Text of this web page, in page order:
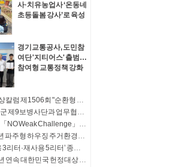
사·치유농업사 ‘온동네
초등돌봄 강사’로 육성
경기교통공사, 도민참
여단 '지티어스' 출범…
참여형 교통정책 강화
이은구의 역발상칼럼 제1506회 "순환형 집단이주단지 급하다"
중부대학교, 육군 제9보병사단과 업무협약 체결
파주도시공사, 「NO Weak Challenge」 청소년 마약 예방 릴레이 캠페인 동참
파주시, ‘2026년 파주형 하우징 주거환경개선사업’ 기탁식
파주시, ‘일반용 3리터·재사용 5리터’ 종량제봉투 판매 개시
김주영 의원, 5년 연속 대한민국 헌정대상 수상